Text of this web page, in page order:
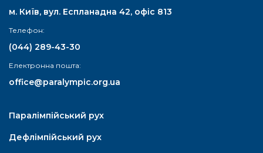
м. Київ, вул. Еспланадна 42, офіс 813
Телефон:
(044) 289-43-30
Електронна пошта:
office@paralympic.org.ua
Паралімпійський рух
Дефлімпійський рух